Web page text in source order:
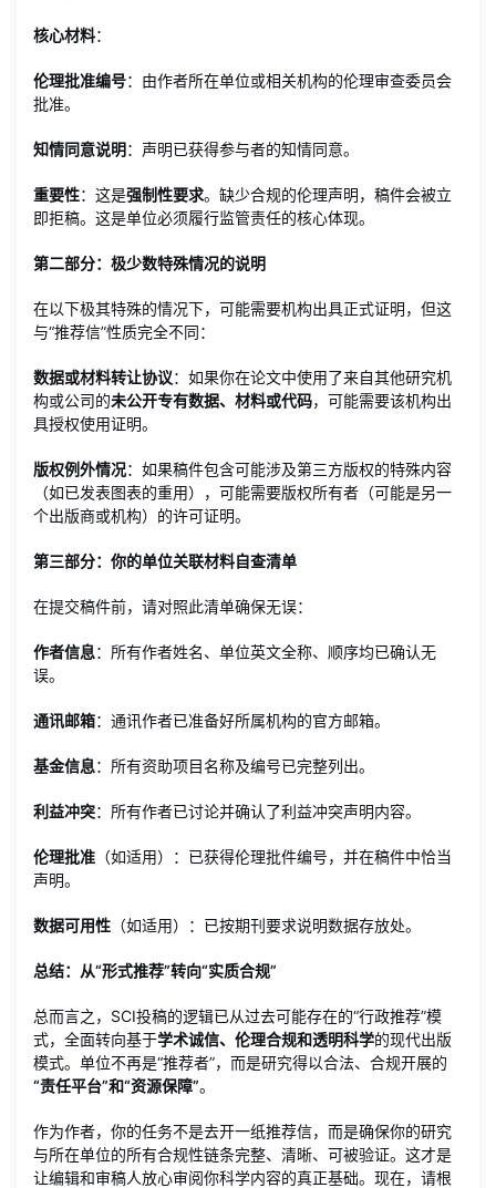
核心材料：
伦理批准编号：由作者所在单位或相关机构的伦理审查委员会
批准。
知情同意说明：声明已获得参与者的知情同意。
重要性：这是强制性要求。缺少合规的伦理声明，稿件会被立
即拒稿。这是单位必须履行监管责任的核心体现。
第二部分：极少数特殊情况的说明
在以下极其特殊的情况下，可能需要机构出具正式证明，但这
与“推荐信”性质完全不同：
数据或材料转让协议：如果你在论文中使用了来自其他研究机
构或公司的未公开专有数据、材料或代码，可能需要该机构出
具授权使用证明。
版权例外情况：如果稿件包含可能涉及第三方版权的特殊内容
（如已发表图表的重用），可能需要版权所有者（可能是另一
个出版商或机构）的许可证明。
第三部分：你的单位关联材料自查清单
在提交稿件前，请对照此清单确保无误：
作者信息：所有作者姓名、单位英文全称、顺序均已确认无
误。
通讯邮箱：通讯作者已准备好所属机构的官方邮箱。
基金信息：所有资助项目名称及编号已完整列出。
利益冲突：所有作者已讨论并确认了利益冲突声明内容。
伦理批准 （如适用）：已获得伦理批件编号，并在稿件中恰当
声明。
数据可用性 （如适用）：已按期刊要求说明数据存放处。
总结：从“形式推荐”转向“实质合规”
总而言之，SCI投稿的逻辑已从过去可能存在的“行政推荐”模
式，全面转向基于学术诚信、伦理合规和透明科学的现代出版
模式。单位不再是“推荐者”，而是研究得以合法、合规开展的
“责任平台”和“资源保障”。
作为作者，你的任务不是去开一纸推荐信，而是确保你的研究
与所在单位的所有合规性链条完整、清晰、可被验证。这才是
让编辑和审稿人放心审阅你科学内容的真正基础。现在，请根